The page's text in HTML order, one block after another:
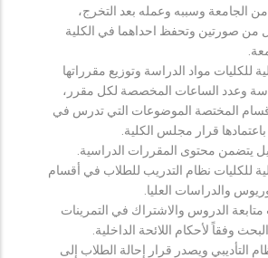
الجامعة وسببه وعمله بعد التخرج،
من صورتين وتحفظ احداهما في الكلية
للكليات مواد الدراسة وتوزيع مقرراتها
وعدد الساعات المخصصة لكل مقرر،
المختصة الموضوعات التي تدرس في
قرار مجلس الكلية.
يتضمن محتوى المقررات الدراسية.
للكليات نظام التدريب للطلاب في أقسام
والدراسات العليا.
الدروس والاشتراك في التمرينات
وفقاً لأحكام اللائحة الداخلية.
التأديبي ويصدر قرار إحالة الطلاب إلى